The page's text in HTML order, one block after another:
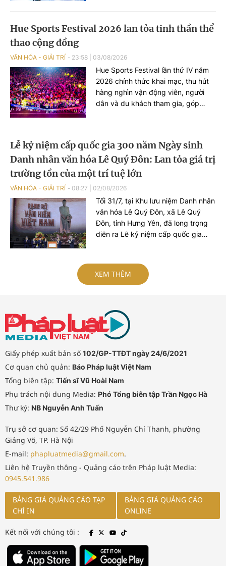
Hue Sports Festival 2026 lan tỏa tinh thần thể
thao cộng đồng
VĂN HÓA - GIẢI TRÍ 23:58 03/08/2026
Hue Sports Festival lần thứ IV năm
2026 chính thức khai mạc, thu hút
hàng nghìn vận động viên, người
dân và du khách tham gia, góp
Lễ kỷ niệm cấp quốc gia 300 năm Ngày sinh
Danh nhân văn hóa Lê Quý Đôn: Lan tỏa giá trị
trường tồn của một trí tuệ lớn
VĂN HÓA - GIẢI TRÍ 08:27 02/08/2026
Tối 31/7, tại Khu lưu niệm Danh nhân
văn hóa Lê Quý Đôn, xã Lê Quý
Đôn, tỉnh Hưng Yên, đã long trọng
diễn ra Lễ kỷ niệm cấp quốc gia
nhận Nghị quyết của Unessco cùng
Việt Nam kỷ niệm 300 năm Ngày
thuật đặc biệt "Rạng rỡ văn hiến
Việt Nam".
XEM THÊM
Giấy phép xuất bản số 102/GP-TTĐT ngày 24/6/2021
Cơ quan chủ quản: Báo Pháp luật Việt Nam
Tổng biên tập: Tiến sĩ Vũ Hoài Nam
Phụ trách nội dung Media: Phó Tổng biên tập Trần Ngọc Hà
Thư ký: NB Nguyễn Anh Tuấn
Trụ sở cơ quan: Số 42/29 Phố Nguyễn Chí Thanh, phường
Giảng Võ, TP. Hà Nội
E-mail: phapluatmedia@gmail.com.
Liên hệ Truyền thông - Quảng cáo trên Pháp luật Media:
0945.541.986
BẢNG GIÁ QUẢNG CÁO TẠP
CHÍ IN
BẢNG GIÁ QUẢNG CÁO
ONLINE
Kết nối với chúng tôi :